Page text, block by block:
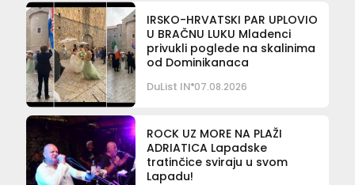
IRSKO-HRVATSKI PAR UPLOVIO
U BRAČNU LUKU Mladenci
privukli poglede na skalinima
od Dominikanaca
DuList IN 07.08.2026
ROCK UZ MORE NA PLAŽI
ADRIATICA Lapadske
tratinčice sviraju u svom
Lapadu!